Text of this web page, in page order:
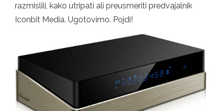
razmislili, kako utripati ali preusmeriti predvajalnik
Iconbit Media. Ugotovimo. Pojdi!